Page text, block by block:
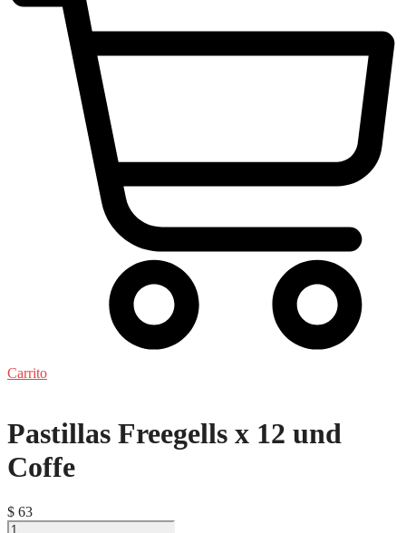
Carrito
Pastillas Freegells x 12 und
Coffe
$ 63
Pastillas